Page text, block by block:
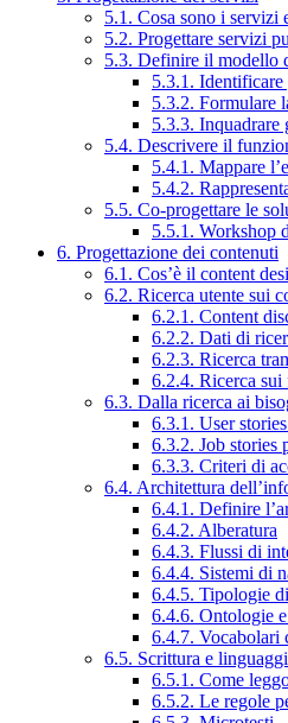
5.1. Cosa sono i servizi
5.2. Progettare servizi
5.3. Definire il modello
5.3.1.
5.3.2. Formulare
5.3.3.
5.4. Descrivere il
5.4.1. Mappare
5.4.2.
5.5. Co-progettare le
5.5.1. Workshop
6. Progettazione dei contenuti
6.1. Cos’è il content
6.2. Ricerca utente sui
6.2.1. Content
6.2.2. Dati di
6.2.3. Ricerca
6.2.4. Ricerca sui
6.3. Dalla ricerca ai
6.3.1. User
6.3.2. Job stories
6.3.3. Criteri di
6.4. Architettura
6.4.1. Definire
6.4.2. Alberatura
6.4.3. Flussi di
6.4.4. Sistemi di
6.4.5. Tipologie
6.4.6. Ontologie
6.4.7. Vocabolari
6.5. Scrittura e
6.5.1. Come
6.5.2. Le regole